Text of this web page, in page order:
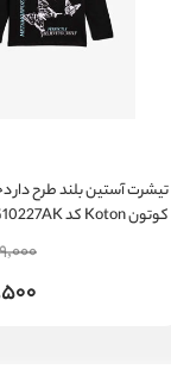
تیشرت آستین بلند طرح دار
کوتون Koton کد 5WKG10227AK